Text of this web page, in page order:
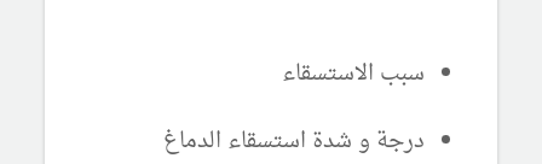
سبب الاستسقاء
درجة و شدة استسقاء الدماغ